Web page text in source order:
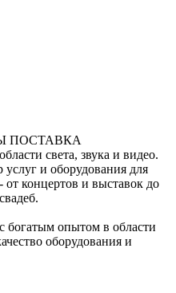
ПОСТАВКА
света, звука и видео.
и оборудования для
концертов и выставок до
богатым опытом в области
оборудования и